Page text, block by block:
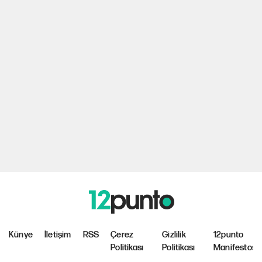
Künye İletişim RSS
Çerez
Politikası
Gizlilik
Politikası
12punto
Manifestosu